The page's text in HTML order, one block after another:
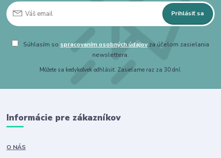
Prihlásiť sa
Súhlasím so spracovaním osobných údajovza účelom zasielania
newslettera.
Môžete sa kedykoľvek odhlásiť. Zasielame raz za 30 dní.
Informácie pre zákazníkov
O NÁS